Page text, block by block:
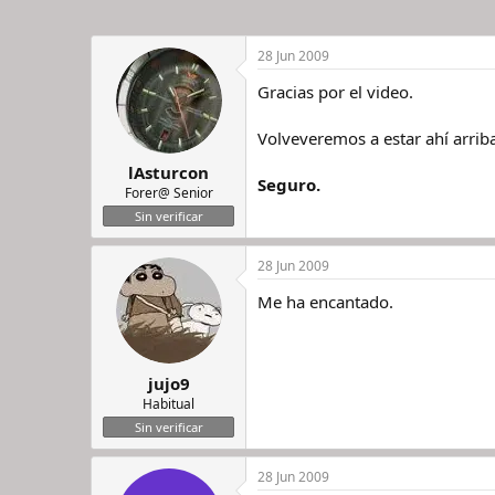
lAsturcon
Forer@ Senior
Sin verificar
28 Jun 2009
Gracias por el video.
Volveveremos a estar ahí
Seguro.
jujo9
Habitual
Sin verificar
28 Jun 2009
Me ha encantado.
28 Jun 2009